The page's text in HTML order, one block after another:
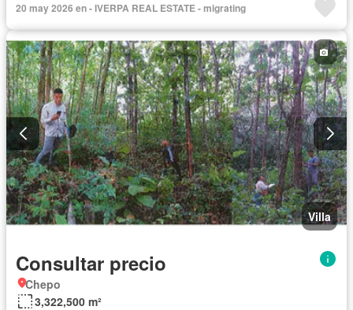
20 may 2026 en - IVERPA REAL ESTATE - migrating
Villa
Consultar precio
Chepo
3,322,500 m²